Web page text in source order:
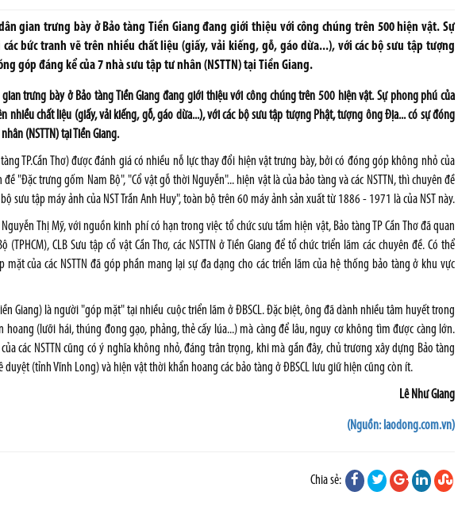
gian trưng bày ở Bảo tàng Tiền Giang đang giới thiệu với công chúng trên 500 hiện vật. Sự
bức tranh vẽ trên nhiều chất liệu (giấy, vải kiếng, gỗ, gáo dừa...), với các bộ sưu tập tượng
góp đáng kể của 7 nhà sưu tập tư nhân (NSTTN) tại Tiền Giang.
trưng bày ở Bảo tàng Tiền Giang đang giới thiệu với công chúng trên 500 hiện vật. Sự phong phú của
nhiều chất liệu (giấy, vải kiếng, gỗ, gáo dừa...), với các bộ sưu tập tượng Phật, tượng ông Địa... có sự đóng
(NSTTN) tại Tiền Giang.
TP.Cần Thơ) được đánh giá có nhiều nỗ lực thay đổi hiện vật trưng bày, bởi có đóng góp không nhỏ của
đề "Đặc trưng gốm Nam Bộ", "Cổ vật gỗ thời Nguyễn"... hiện vật là của bảo tàng và các NSTTN, thì chuyên đề
sưu tập máy ảnh của NST Trần Anh Huy", toàn bộ trên 60 máy ảnh sản xuất từ 1886 - 1971 là của NST này.
Nguyễn Thị Mỹ, với nguồn kinh phí có hạn trong việc tổ chức sưu tầm hiện vật, Bảo tàng TP Cần Thơ đã quan
(TPHCM), CLB Sưu tập cổ vật Cần Thơ, các NSTTN ở Tiền Giang để tổ chức triển lãm các chuyên đề. Có thể
của các NSTTN đã góp phần mang lại sự đa dạng cho các triển lãm của hệ thống bảo tàng ở khu vực
Tiền Giang) là người "góp mặt" tại nhiều cuộc triển lãm ở ĐBSCL. Đặc biệt, ông đã dành nhiều tâm huyết trong
hoang (lưỡi hái, thúng đong gạo, phảng, thẻ cấy lúa...) mà càng để lâu, nguy cơ không tìm được càng lớn.
các NSTTN cũng có ý nghĩa không nhỏ, đáng trân trọng, khi mà gần đây, chủ trương xây dựng Bảo tàng
duyệt (tỉnh Vĩnh Long) và hiện vật thời khẩn hoang các bảo tàng ở ĐBSCL lưu giữ hiện cũng còn ít.
Lê Như Giang
(Nguồn: laodong.com.vn)
Chia sẻ: